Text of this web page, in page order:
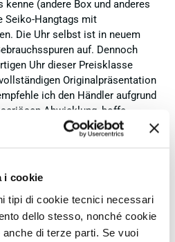
i cookie
tipi di cookie tecnici necessari
dello stesso, nonché cookie
di terze parti. Se vuoi
(andere Box und anderes
Seiko-Hangtags mit
Die Uhr selbst ist in neuem
auf. Dennoch
Uhr dieser Preisklasse
Originalpräsentation
ich den Händler aufgrund
Abwicklung, hoffe
Bestellungen mehr Wert auf
Präsentation gelegt wird.